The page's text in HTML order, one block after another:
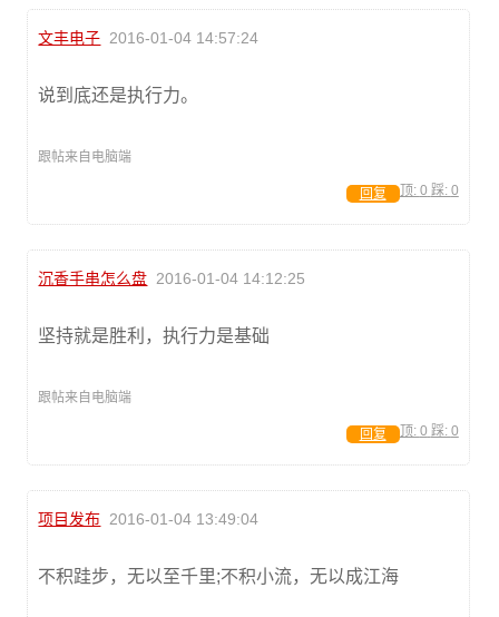
文丰电子 2016-01-04 14:57:24
说到底还是执行力。
跟帖来自电脑端
顶: 0 踩: 0
回复
沉香手串怎么盘 2016-01-04 14:12:25
坚持就是胜利，执行力是基础
跟帖来自电脑端
顶: 0 踩: 0
回复
项目发布 2016-01-04 13:49:04
不积跬步，无以至千里;不积小流，无以成江海